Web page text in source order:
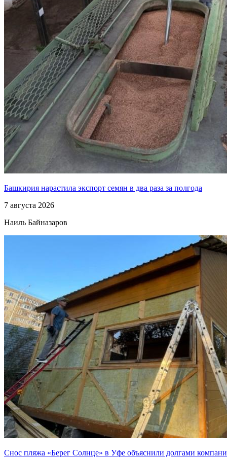
Башкирия нарастила экспорт семян в два раза за полгода
7 августа 2026
Наиль Байназаров
Снос пляжа «Берег Солнце» в Уфе объяснили долгами